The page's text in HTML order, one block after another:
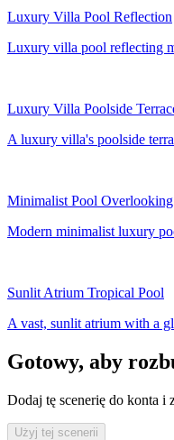
Luxury Villa Pool Reflection
Luxury villa pool reflecting
Luxury Villa Poolside
A luxury villa's poolside
Minimalist Pool
Modern minimalist luxury
Sunlit Atrium Tropical Pool
A vast, sunlit atrium with a
Gotowy, aby
Dodaj tę scenerię do konta i
Użyj tej scenerii